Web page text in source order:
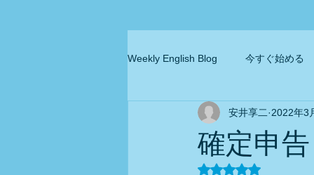
Weekly English Blog 今すぐ始める
確定申告
安井享二 2022年3
5つ星のうちNaN